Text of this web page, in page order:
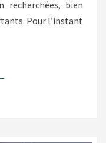
recherchées, bien
Pour l’instant
LA SUITE